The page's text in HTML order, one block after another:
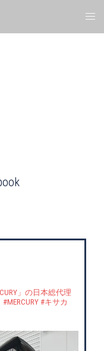
」の日本総代理
#MERCURY #キサカ